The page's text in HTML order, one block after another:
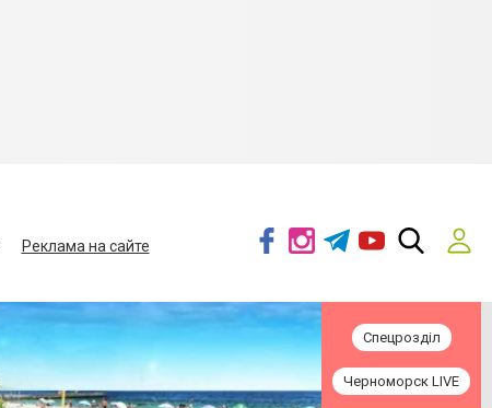
Реклама на сайте
Спецрозділ
Черноморск LIVE